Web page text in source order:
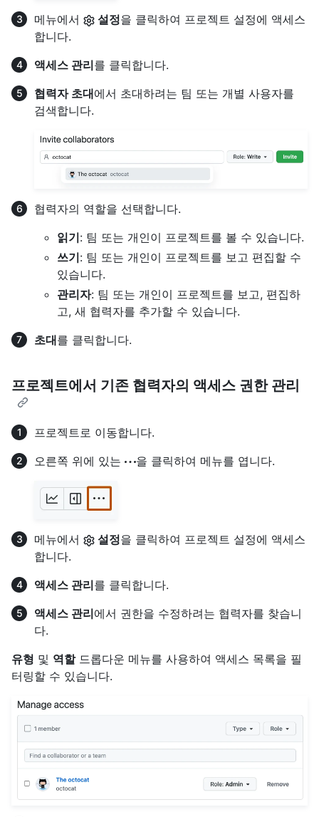
메뉴에서 설정을 클릭하여 프로젝트 설정에 액세스
합니다.
액세스 관리를 클릭합니다.
협력자 초대에서 초대하려는 팀 또는 개별 사용자를
검색합니다.
협력자의 역할을 선택합니다.
읽기: 팀 또는 개인이 프로젝트를 볼 수 있습니다.
쓰기: 팀 또는 개인이 프로젝트를 보고 편집할 수
있습니다.
관리자: 팀 또는 개인이 프로젝트를 보고, 편집하
고, 새 협력자를 추가할 수 있습니다.
초대를 클릭합니다.
프로젝트에서 기존 협력자의 액세스 권한 관리
프로젝트로 이동합니다.
오른쪽 위에 있는
을 클릭하여 메뉴를 엽니다.
메뉴에서 설정을 클릭하여 프로젝트 설정에 액세스
합니다.
액세스 관리를 클릭합니다.
액세스 관리에서 권한을 수정하려는 협력자를 찾습니
다.
유형 및 역할드롭다운 메뉴를 사용하여 액세스 목록을 필
터링할 수 있습니다.